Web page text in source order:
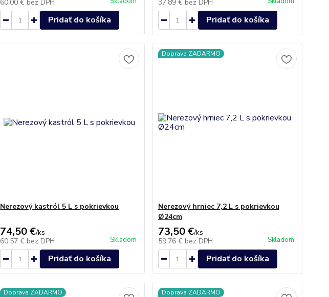
60,00 € bez DPH
Pridať do košíka
37,89 € bez DPH
Pridať do košíka
Nerezový kastról 5 L s pokrievkou
74,50 €/ks
60,57 € bez DPH Skladom
Pridať do košíka
Doprava ZADARMO
Nerezový hrniec 7,2 L s pokrievkou
Ø24cm
73,50 €/ks
59,76 € bez DPH Skladom
Pridať do košíka
Doprava ZADARMO Doprava ZADARMO